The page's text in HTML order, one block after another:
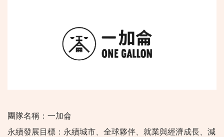
團隊名稱：一加侖
永續發展目標：永續城市、全球夥伴、就業與經濟成長、減